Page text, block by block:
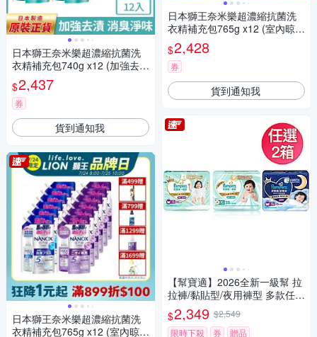
日本獅王奈米樂超濃縮抗菌洗
衣精補充包740g x12 (加強去
漬)
$2,437
券
貨到通知我
日本獅王奈米樂超濃縮抗菌洗
衣精補充包765g x12 (室內晾
日本獅王奈米樂超濃縮抗菌洗
衣精補充包765g x12 (室內晾
衣/潔淨消臭)
$2,428
券
貨到通知我
【幫寶適】2026全新一級幫 拉
拉褲/黏貼型/夜用褲型 多款任選
2箱
$2,349 $2,549
限時下殺
券 贈品